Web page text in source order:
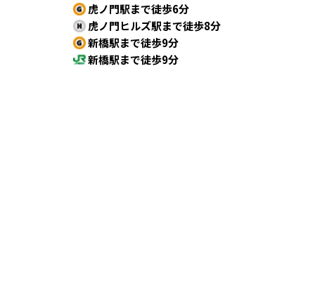
虎ノ門駅まで徒歩6分
虎ノ門ヒルズ駅まで徒歩8分
新橋駅まで徒歩9分
新橋駅まで徒歩9分